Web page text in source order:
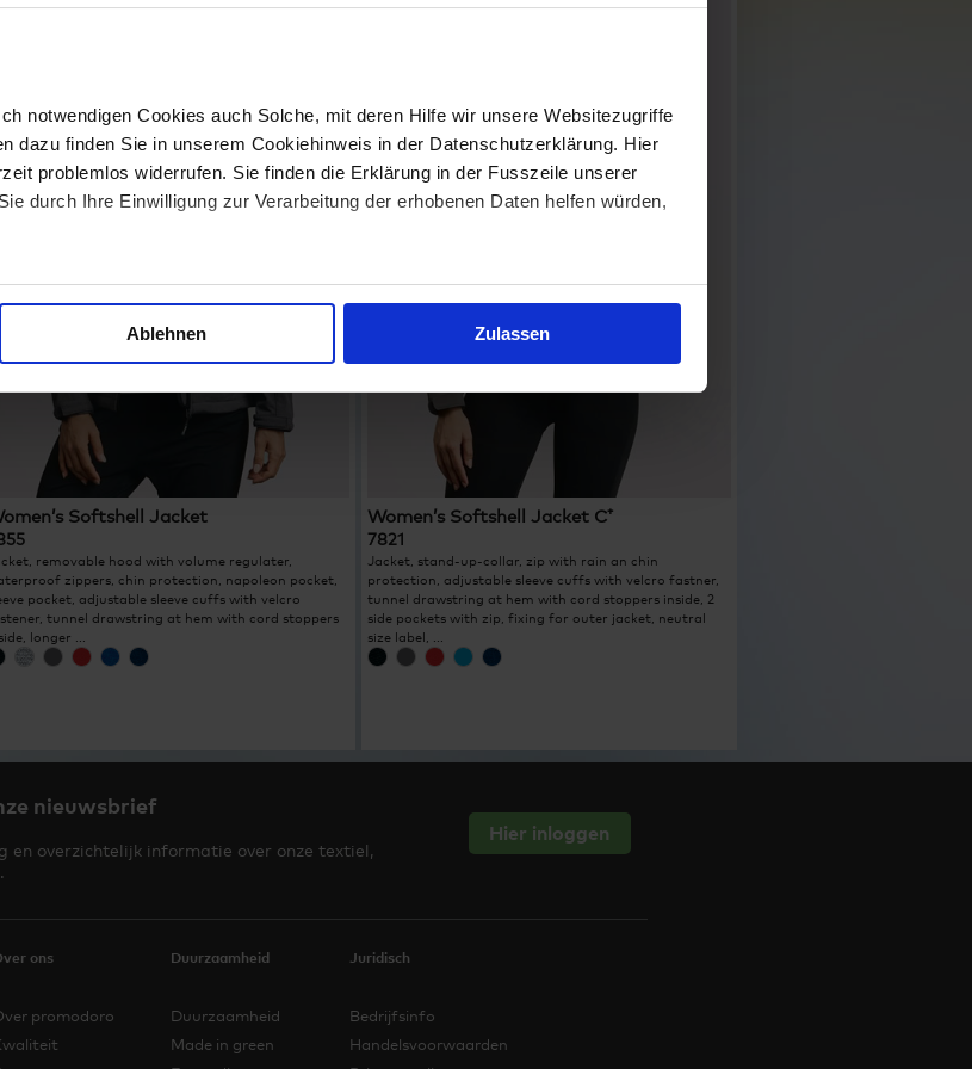
notwendigen Cookies auch Solche, mit deren Hilfe wir unsere Websitezugriffe
dazu finden Sie in unserem Cookiehinweis in der Datenschutzerklärung. Hier
problemlos widerrufen. Sie finden die Erklärung in der Fusszeile unserer
durch Ihre Einwilligung zur Verarbeitung der erhobenen Daten helfen würden,
Ablehnen Zulassen
Softshell Jacket
removable hood with volume regulater,
zippers, chin protection, napoleon pocket,
pocket, adjustable sleeve cuffs with velcro
tunnel drawstring at hem with cord stoppers
longer ...
Women’s Softshell Jacket C⁺
7821
Jacket, stand-up-collar, zip with rain an chin
protection, adjustable sleeve cuffs with velcro fastner,
tunnel drawstring at hem with cord stoppers inside, 2
side pockets with zip, fixing for outer jacket, neutral
size label, ...
Hier inloggen
nieuwsbrief
en overzichtelijk informatie over onze textiel,
ons
promodoro
Duurzaamheid
Duurzaamheid
Made in green
Juridisch
Bedrijfsinfo
Handelsvoorwaarden